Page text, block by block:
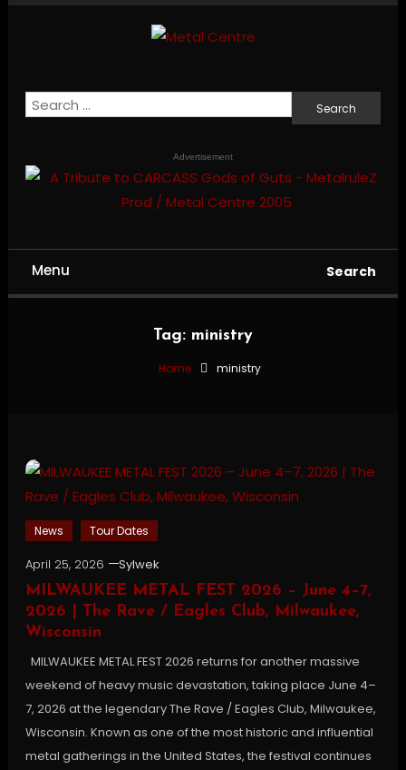
Search
for:
Advertisement
Menu Search
Tag: ministry
Home ministry
News Tour Dates
April 25, 2026
Sylwek
MILWAUKEE METAL FEST 2026 – June 4–7,
2026 | The Rave / Eagles Club, Milwaukee,
Wisconsin
MILWAUKEE METAL FEST 2026 returns for another massive
weekend of heavy music devastation, taking place June 4–
7, 2026 at the legendary The Rave / Eagles Club, Milwaukee,
Wisconsin. Known as one of the most historic and influential
metal gatherings in the United States, the festival continues